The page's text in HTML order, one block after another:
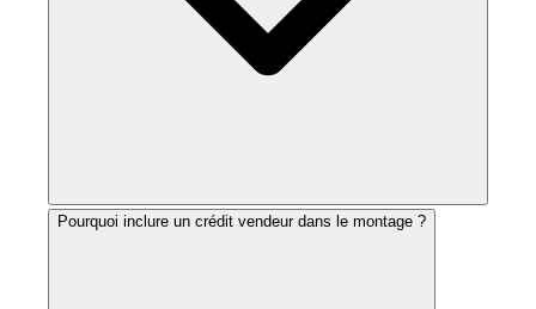
Pourquoi inclure un crédit vendeur dans le montage ?